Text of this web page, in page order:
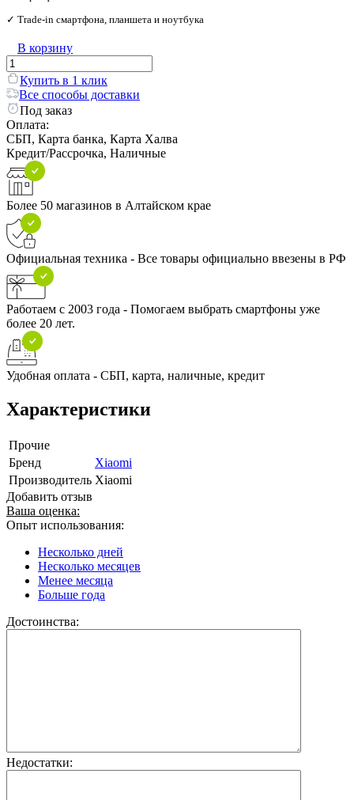
✓ Trade‑in смартфона, планшета и ноутбука
В корзину
Купить в 1 клик
Все способы доставки
Под заказ
Оплата:
СБП, Карта банка, Карта Халва
Кредит/Рассрочка, Наличные
Более 50 магазинов в Алтайском крае
Официальная техника - Все товары официально ввезены в РФ
Работаем с 2003 года - Помогаем выбрать смартфоны уже
более 20 лет.
Удобная оплата - СБП, карта, наличные, кредит
Характеристики
Прочие
Бренд
Xiaomi
Производитель Xiaomi
Добавить отзыв
Ваша оценка:
Опыт использования:
Несколько дней
Несколько месяцев
Менее месяца
Больше года
Достоинства:
Недостатки: